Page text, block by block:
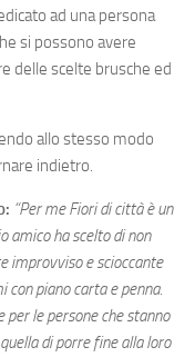
ad una persona
si possono avere
delle scelte brusche ed
allo stesso modo
indietro.
“Per me Fiori di città è un
amico ha scelto di non
improvviso e scioccante
piano carta e penna.
per le persone che stanno
di porre fine alla loro